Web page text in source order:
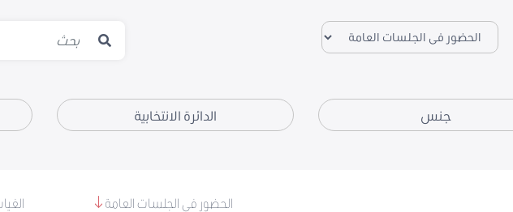
جنس الدائرة الانتخابية
الحضور في الجلسات العامة